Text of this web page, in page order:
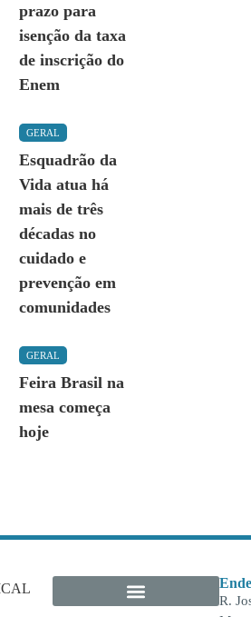
prazo para
isenção da taxa
de inscrição do
Enem
GERAL
Esquadrão da
Vida atua há
mais de três
décadas no
cuidado e
prevenção em
comunidades
GERAL
Feira Brasil na
mesa começa
hoje
R.